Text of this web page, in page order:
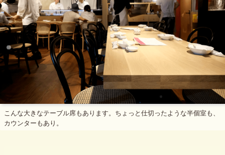
こんな大きなテーブル席もあります。ちょっと仕切ったような半個室も、
カウンターもあり。